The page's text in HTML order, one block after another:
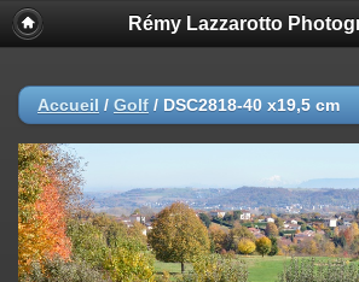
Rémy Lazzarotto
Accueil / Golf / DSC2818-40 x19,5 cm